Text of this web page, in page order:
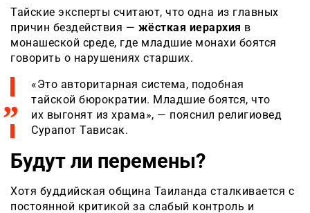
Тайские эксперты считают, что одна из главных
причин бездействия — жёсткая иерархия в
монашеской среде, где младшие монахи боятся
говорить о нарушениях старших.
«Это авторитарная система, подобная
тайской бюрократии. Младшие боятся, что
их выгонят из храма», — пояснил религиовед
Сурапот Тависак.
Будут ли перемены?
Хотя буддийская община Таиланда сталкивается с
постоянной критикой за слабый контроль и